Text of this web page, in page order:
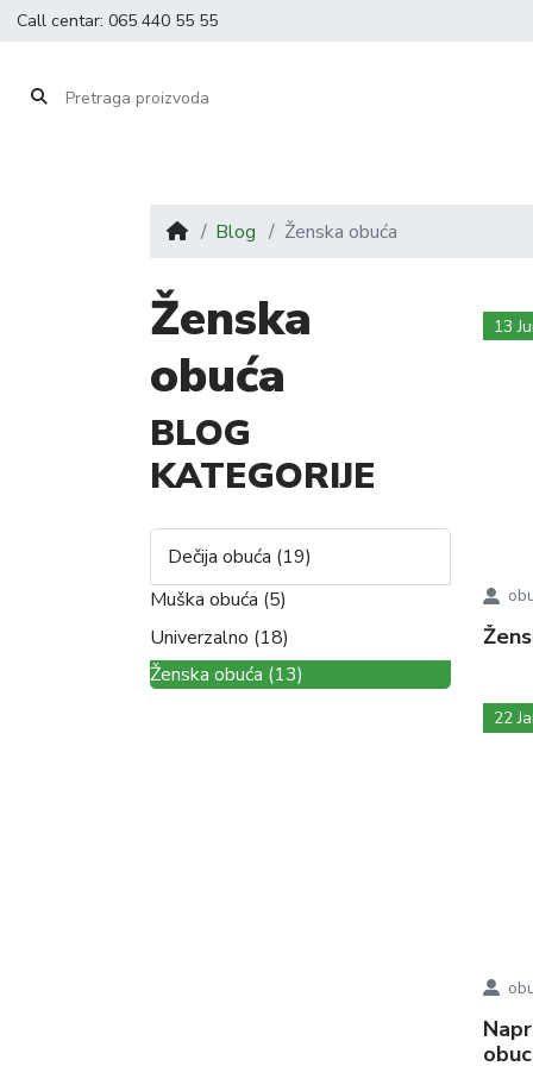
Call centar: 065 440 55 55
Blog Ženska obuća
Ženska
obuća
BLOG
KATEGORIJE
Dečija obuća (19)
Muška obuća (5)
Univerzalno (18)
Ženska obuća (13)
13
22
Napravite pravi izbor kupovinom na